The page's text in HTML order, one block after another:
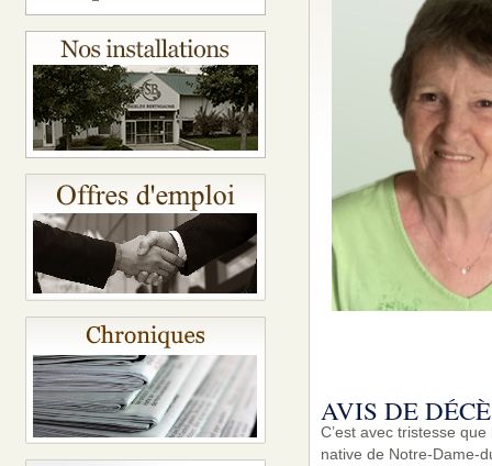
AVIS DE
C’est avec tristesse
native de Notre-Dame-